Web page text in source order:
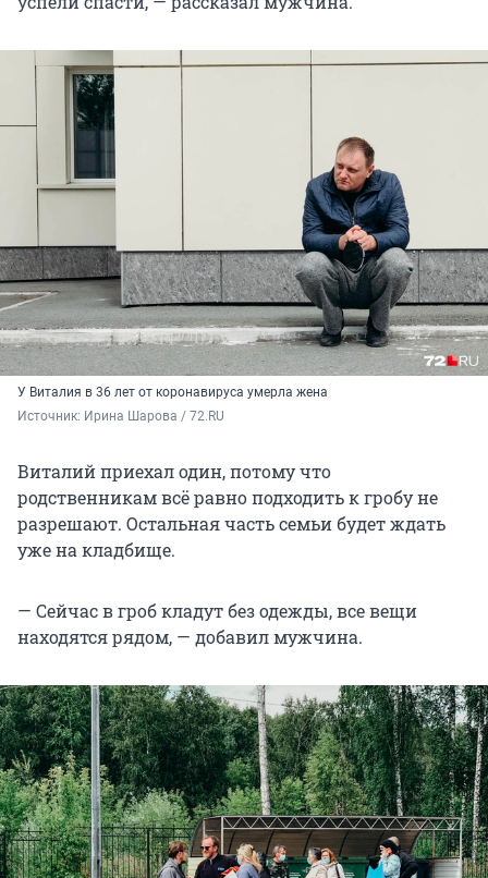
У Виталия в 36 лет от коронавируса умерла жена
Источник: Ирина Шарова / 72.RU
Виталий приехал один, потому что
родственникам всё равно подходить к гробу не
разрешают. Остальная часть семьи будет ждать
уже на кладбище.
— Сейчас в гроб кладут без одежды, все вещи
находятся рядом, — добавил мужчина.